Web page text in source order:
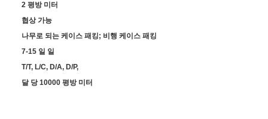
2 평방 미터
협상 가능
나무로 되는 케이스 패킹; 비행 케이스 패킹
7-15 일 일
T/T, L/C, D/A, D/P,
달 당 10000 평방 미터